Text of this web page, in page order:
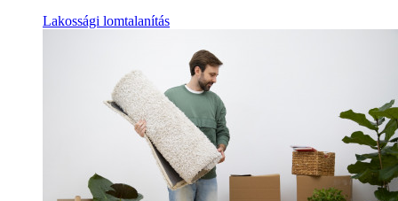
Lakossági lomtalanítás